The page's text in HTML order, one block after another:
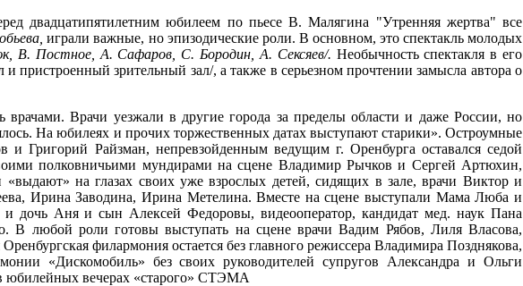
двадцатипятилетним юбилеем по пьесе В. Малягина "Утренняя жертва" все
играли важные, но эпизодические роли. В основном, это спектакль молодых
В. Постное, А. Сафаров, С. Бородин, А. Сексяев/. Необычность спектакля в его
пристроенный зрительный зал/, а также в серьезном прочтении замысла автора о
Врачи уезжали в другие города за пределы области и даже России, но
На юбилеях и прочих торжественных датах выступают старики». Остроумные
и Григорий Райзман, непревзойденным ведущим г. Оренбурга оставался седой
полковничьими мундирами на сцене Владимир Рычков и Сергей Артюхин,
на глазах своих уже взрослых детей, сидящих в зале, врачи Виктор и
Ирина Заводина, Ирина Метелина. Вместе на сцене выступали Мама Люба и
Аня и сын Алексей Федоровы, видеооператор, кандидат мед. наук Пана
В любой роли готовы выступать на сцене врачи Вадим Рябов, Лиля Власова,
филармония остается без главного режиссера Владимира Позднякова,
«Дискомобиль» без своих руководителей супругов Александра и Ольги
юбилейных вечерах «старого» СТЭМА